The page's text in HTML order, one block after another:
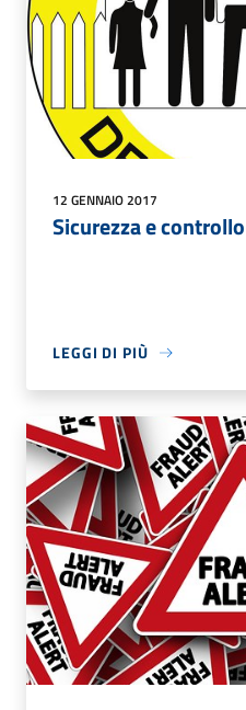
12 GENNAIO 2017
Sicurezza e
LEGGI DI PIÙ